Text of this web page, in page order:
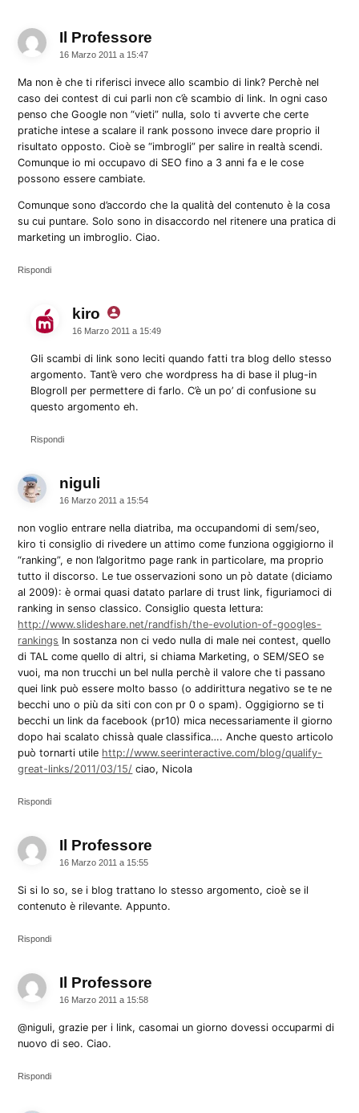
Il Professore
16 Marzo 2011 a 15:47
Ma non è che ti riferisci invece allo scambio di link? Perchè nel
caso dei contest di cui parli non c’è scambio di link. In ogni caso
penso che Google non “vieti” nulla, solo ti avverte che certe
pratiche intese a scalare il rank possono invece dare proprio il
risultato opposto. Cioè se “imbrogli” per salire in realtà scendi.
Comunque io mi occupavo di SEO fino a 3 anni fa e le cose
possono essere cambiate.
Comunque sono d’accordo che la qualità del contenuto è la cosa
su cui puntare. Solo sono in disaccordo nel ritenere una pratica di
marketing un imbroglio. Ciao.
Rispondi
kiro dice:
16 Marzo 2011 a 15:49
Gli scambi di link sono leciti quando fatti tra blog dello stesso
argomento. Tant’è vero che wordpress ha di base il plug-in
Blogroll per permettere di farlo. C’è un po’ di confusione su
questo argomento eh.
Rispondi
niguli
16 Marzo 2011 a 15:54
non voglio entrare nella diatriba, ma occupandomi di sem/seo,
kiro ti consiglio di rivedere un attimo come funziona oggigiorno il
“ranking”, e non l’algoritmo page rank in particolare, ma proprio
tutto il discorso. Le tue osservazioni sono un pò datate (diciamo
al 2009): è ormai quasi datato parlare di trust link, figuriamoci di
ranking in senso classico. Consiglio questa lettura:
http://www.slideshare.net/randfish/the-evolution-of-googles-
rankings In sostanza non ci vedo nulla di male nei contest, quello
di TAL come quello di altri, si chiama Marketing, o SEM/SEO se
vuoi, ma non trucchi un bel nulla perchè il valore che ti passano
quei link può essere molto basso (o addirittura negativo se te ne
becchi uno o più da siti con con pr 0 o spam). Oggigiorno se ti
becchi un link da facebook (pr10) mica necessariamente il giorno
dopo hai scalato chissà quale classifica…. Anche questo articolo
può tornarti utile http://www.seerinteractive.com/blog/qualify-
great-links/2011/03/15/ ciao, Nicola
Rispondi
Il Professore
16 Marzo 2011 a 15:55
Si si lo so, se i blog trattano lo stesso argomento, cioè se il
contenuto è rilevante. Appunto.
Rispondi
Il Professore
16 Marzo 2011 a 15:58
@niguli, grazie per i link, casomai un giorno dovessi occuparmi di
nuovo di seo. Ciao.
Rispondi